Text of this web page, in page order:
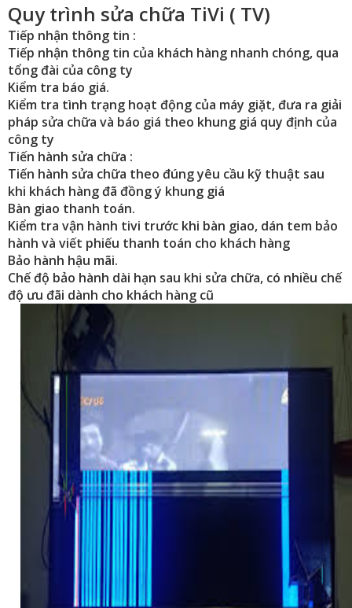
Quy trình sửa chữa TiVi ( TV)
Tiếp nhận thông tin :
Tiếp nhận thông tin của khách hàng nhanh chóng, qua
tổng đài của công ty
Kiểm tra báo giá.
Kiểm tra tình trạng hoạt động của máy giặt, đưa ra giải
pháp sửa chữa và báo giá theo khung giá quy định của
công ty
Tiến hành sửa chữa :
Tiến hành sửa chữa theo đúng yêu cầu kỹ thuật sau
khi khách hàng đã đồng ý khung giá
Bàn giao thanh toán.
Kiểm tra vận hành tivi trước khi bàn giao, dán tem bảo
hành và viết phiếu thanh toán cho khách hàng
Bảo hành hậu mãi.
Chế độ bảo hành dài hạn sau khi sửa chữa, có nhiều chế
độ ưu đãi dành cho khách hàng cũ